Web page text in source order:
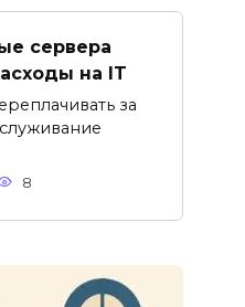
сервера
на IT
за
8